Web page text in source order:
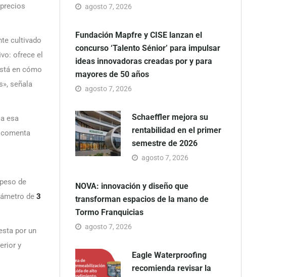
cultivado
ofrece el
en cómo
señala
esa
de
de 3
por un
y
agosto 7, 2026
Fundación Mapfre y CISE lanzan el
concurso ‘Talento Sénior’ para impulsar
ideas innovadoras creadas por y para
mayores de 50 años
agosto 7, 2026
Schaeffler mejora su
rentabilidad en el primer
semestre de 2026
agosto 7, 2026
NOVA: innovación y diseño que
transforman espacios de la mano de
Tormo Franquicias
agosto 7, 2026
Eagle Waterproofing
recomienda revisar la